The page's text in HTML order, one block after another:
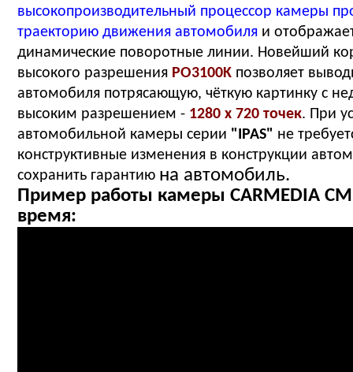
высокопроизводительный процессор камеры
траекторию движения автомобиля и
динамические поворотные линии. Новейший
высокого разрешения PO3100K позволяет
автомобиля потрясающую, чёткую картинку с
высоким разрешением - 1280 x 720 точек. При
автомобильной камеры серии "IPAS" не
конструктивные изменения в конструкции
сохранить гарантию на автомобиль.
Пример работы камеры CARMEDIA
время: